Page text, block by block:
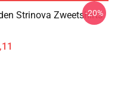
Strinova Zweetshirts
-20%